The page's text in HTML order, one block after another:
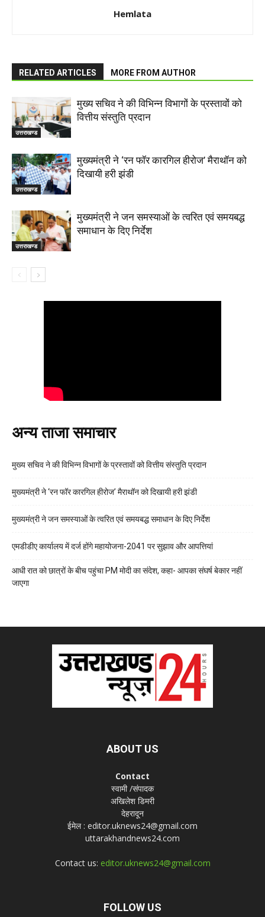
Hemlata
RELATED ARTICLES MORE FROM AUTHOR
उत्तराखण्ड
मुख्य सचिव ने की विभिन्न विभागों के प्रस्तावों को
वित्तीय संस्तुति प्रदान
उत्तराखण्ड
मुख्यमंत्री ने ‘रन फॉर कारगिल हीरोज’ मैराथॉन को
दिखायी हरी झंडी
उत्तराखण्ड
मुख्यमंत्री ने जन समस्याओं के त्वरित एवं समयबद्ध
समाधान के दिए निर्देश
अन्य ताजा समाचार
मुख्य सचिव ने की विभिन्न विभागों के प्रस्तावों को वित्तीय संस्तुति प्रदान
मुख्यमंत्री ने ‘रन फॉर कारगिल हीरोज’ मैराथॉन को दिखायी हरी झंडी
मुख्यमंत्री ने जन समस्याओं के त्वरित एवं समयबद्ध समाधान के दिए निर्देश
एमडीडीए कार्यालय में दर्ज होंगे महायोजना-2041 पर सुझाव और आपत्तियां
आधी रात को छात्रों के बीच पहुंचा PM मोदी का संदेश, कहा- आपका संघर्ष बेकार नहीं
जाएगा
ABOUT US
Contact
स्वामी /संपादक
अखिलेश डिमरी
देहरादून
ईमेल : editor.uknews24@gmail.com
uttarakhandnews24.com
Contact us: editor.uknews24@gmail.com
FOLLOW US